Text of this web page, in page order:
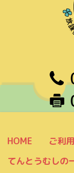
HOME ご利
てんとうむしの